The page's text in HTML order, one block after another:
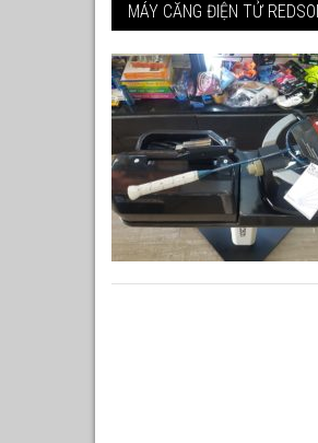
MÁY CĂNG ĐIỆN TỬ